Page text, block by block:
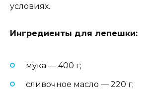
условиях.
Ингредиенты для лепешки:
мука — 400 г;
сливочное масло — 220 г;